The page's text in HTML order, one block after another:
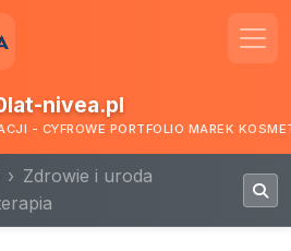
nivea.pl
- CYFROWE PORTFOLIO MAREK
Zdrowie i uroda